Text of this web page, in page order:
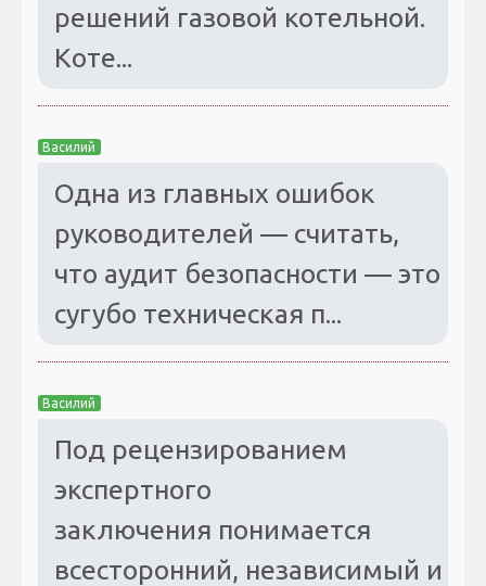
решений газовой котельной.
Коте...
Василий
Одна из главных ошибок
руководителей — считать,
что аудит безопасности — это
сугубо техническая п...
Василий
Под рецензированием
экспертного
заключения понимается
всесторонний, независимый и